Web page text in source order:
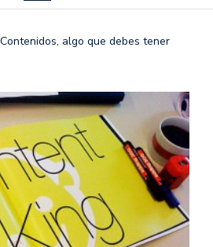
algo que debes tener